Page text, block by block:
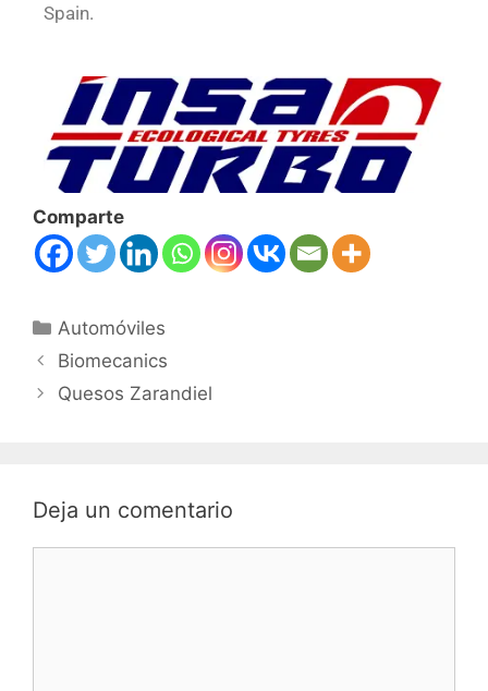
Spain.
Comparte
Automóviles
Biomecanics
Quesos Zarandiel
Deja un comentario